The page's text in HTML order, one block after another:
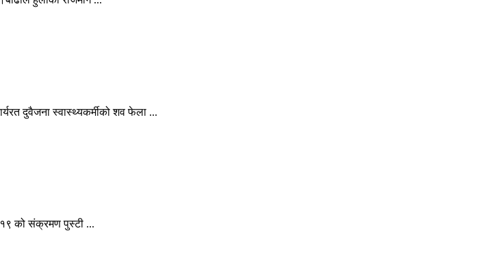
दुवैजना स्वास्थ्यकर्मीको शव फेला ...
१९ को संक्रमण पुस्टी ...